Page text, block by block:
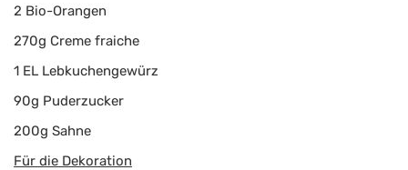
2 Bio-Orangen
270g Creme fraiche
1 EL Lebkuchengewürz
90g Puderzucker
200g Sahne
Für die Dekoration